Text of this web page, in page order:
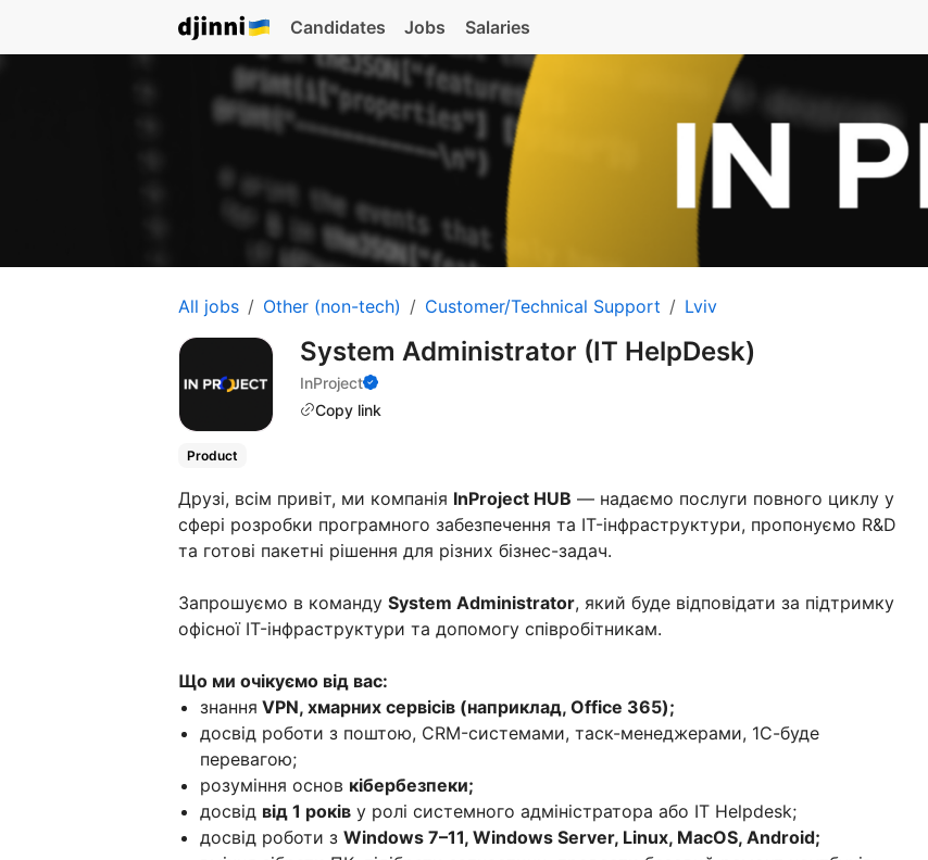
Candidates Jobs Salaries
All jobs Other (non-tech) Customer/Technical Support Lviv
System Administrator (IT HelpDesk)
InProject
Copy link
Product
Друзі, всім привіт, ми компанія InProject HUB — надаємо послуги повного циклу у
сфері розробки програмного забезпечення та IT-інфраструктури, пропонуємо R&D
та готові пакетні рішення для різних бізнес-задач.
Запрошуємо в команду System Administrator, який буде відповідати за підтримку
офісної IT-інфраструктури та допомогу співробітникам.
Що ми очікуємо від вас:
знання VPN, хмарних сервісів (наприклад, Office 365);
досвід роботи з поштою, CRM-системами, таск-менеджерами, 1С-буде
перевагою;
розуміння основ кібербезпеки;
досвід від 1 років у ролі системного адміністратора або IT Helpdesk;
досвід роботи з Windows 7–11, Windows Server, Linux, MacOS, Android;